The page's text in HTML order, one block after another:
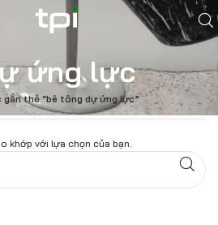
ứng lực
gắn thẻ “bê tông dự ứng lực”
khớp với lựa chọn của bạn.